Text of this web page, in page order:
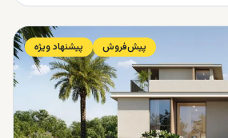
پیش‌فروش پیشنهاد ویژه